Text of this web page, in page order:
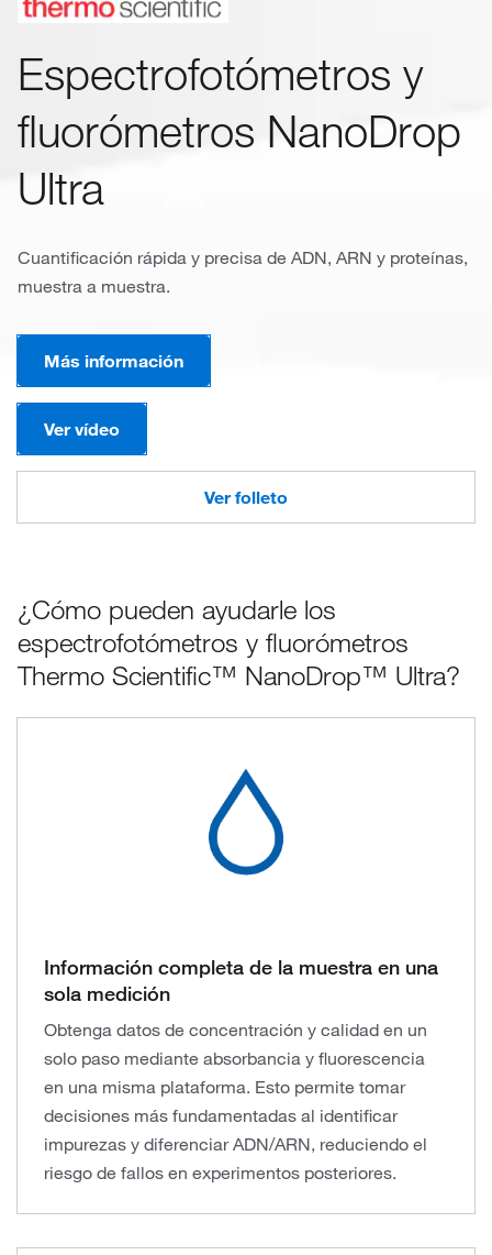
Espectrofotómetros y
fluorómetros NanoDrop
Ultra
Cuantificación rápida y precisa de ADN, ARN y proteínas,
muestra a muestra.
Más información
Ver vídeo
Ver folleto
¿Cómo pueden ayudarle los
espectrofotómetros y fluorómetros
Thermo Scientific™ NanoDrop™ Ultra?
Información completa de la muestra en una
sola medición
Obtenga datos de concentración y calidad en un
solo paso mediante absorbancia y fluorescencia
en una misma plataforma. Esto permite tomar
decisiones más fundamentadas al identificar
impurezas y diferenciar ADN/ARN, reduciendo el
riesgo de fallos en experimentos posteriores.